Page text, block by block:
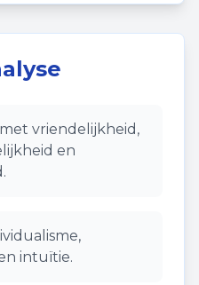
vriendelijkheid,
en
intuïtie.